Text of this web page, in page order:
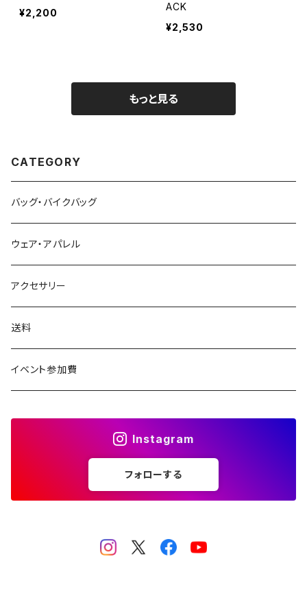
¥2,200
ACK
¥2,530
もっと見る
CATEGORY
バッグ・バイクバッグ
ウェア・アパレル
アクセサリー
送料
イベント参加費
Instagram
フォローする